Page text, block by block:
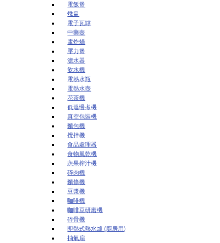
電飯煲
燉盅
電子瓦罉
中藥壺
電炸煱
壓力煲
濾水器
飲水機
電熱水瓶
電熱水壺
花茶機
低溫慢煮機
真空包裝機
麵包機
攪拌機
食品處理器
食物風乾機
蔬果榨汁機
碎肉機
麵條機
豆漿機
咖啡機
咖啡豆研磨機
碎骨機
即熱式熱水爐 (廚房用)
抽氣扇